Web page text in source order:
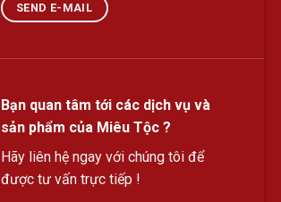
SEND E-MAIL
Bạn quan tâm tới các dịch vụ và
sản phẩm của Miêu Tộc ?
Hãy liên hệ ngay với chúng tôi để
được tư vấn trực tiếp !